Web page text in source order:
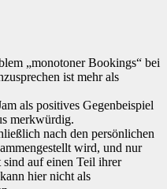
„monotoner Bookings“ bei
ist mehr als
als positives Gegenbeispiel
merkwürdig.
nach den persönlichen
wird, und nur
auf einen Teil ihrer
hier nicht als